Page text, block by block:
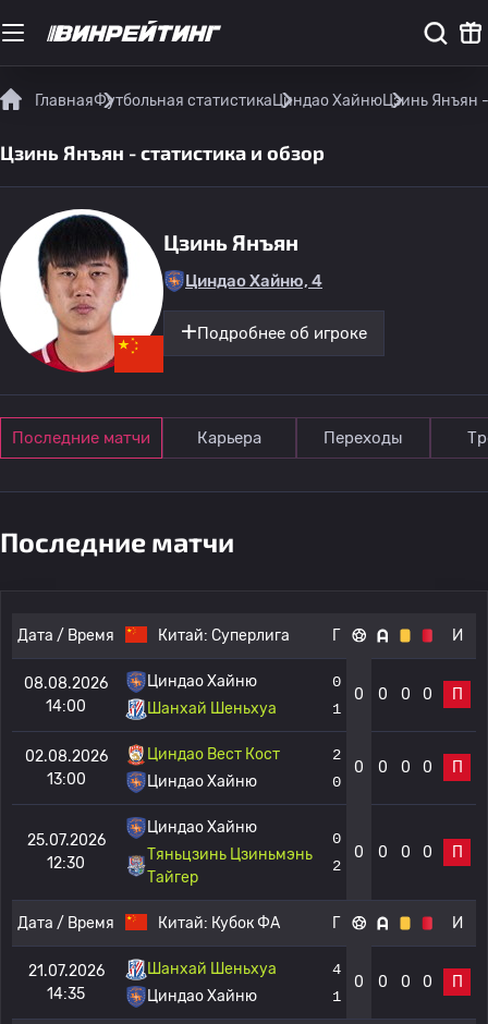
ГлавнаяФутбольная статистикаЦиндао ХайнюЦзинь Янъян
Цзинь Янъян - статистика и обзор
Цзинь Янъян
Циндао Хайню, 4
Подробнее об игроке
Последние матчи Карьера Переходы
Последние матчи
Дата / Время Китай: Суперлига Г И
08.08.2026
14:00
Циндао Хайню
Шанхай Шеньхуа
0
1
0 0 0 0 П
02.08.2026
13:00
Циндао Вест Кост
Циндао Хайню
2
0
0 0 0 0 П
25.07.2026
12:30
Циндао Хайню
Тяньцзинь Цзиньмэнь
Тайгер
0
2
0 0 0 0 П
Дата / Время Китай: Кубок ФА Г И
21.07.2026
14:35
Шанхай Шеньхуа
Циндао Хайню
4
1
0 0 0 0 П